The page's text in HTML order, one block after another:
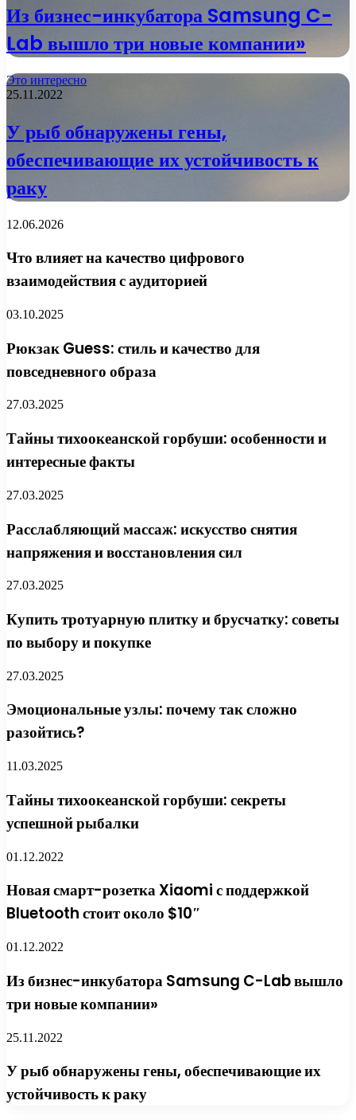
Из бизнес-инкубатора Samsung C-
Lab вышло три новые компании»
Это интересно
25.11.2022
У рыб обнаружены гены,
обеспечивающие их устойчивость к
раку
12.06.2026
Что влияет на качество цифрового
взаимодействия с аудиторией
03.10.2025
Рюкзак Guess: стиль и качество для
повседневного образа
27.03.2025
Тайны тихоокеанской горбуши: особенности и
интересные факты
27.03.2025
Расслабляющий массаж: искусство снятия
напряжения и восстановления сил
27.03.2025
Купить тротуарную плитку и брусчатку: советы
по выбору и покупке
27.03.2025
Эмоциональные узлы: почему так сложно
разойтись?
11.03.2025
Тайны тихоокеанской горбуши: секреты
успешной рыбалки
01.12.2022
Новая смарт-розетка Xiaomi с поддержкой
Bluetooth стоит около $10″
01.12.2022
Из бизнес-инкубатора Samsung C-Lab вышло
три новые компании»
25.11.2022
У рыб обнаружены гены, обеспечивающие их
устойчивость к раку